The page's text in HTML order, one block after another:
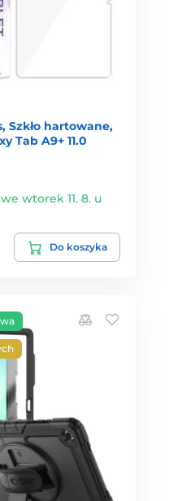
Szkło hartowane,
Tab A9+ 11.0
we wtorek 11. 8. u
Do koszyka